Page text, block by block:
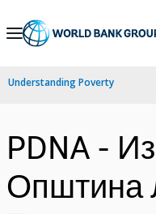
Skip
Navigation
Understanding Poverty
PDNA -
Општина